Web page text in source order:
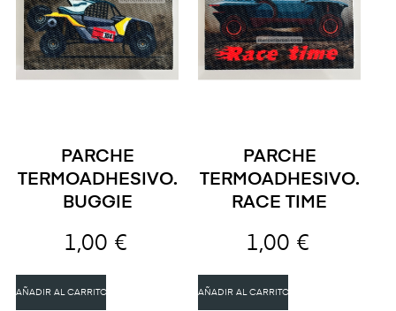
PARCHE
TERMOADHESIVO.
BUGGIE
1,00 €
AÑADIR AL CARRITO
PARCHE
TERMOADHESIVO.
RACE TIME
1,00 €
AÑADIR AL CARRITO